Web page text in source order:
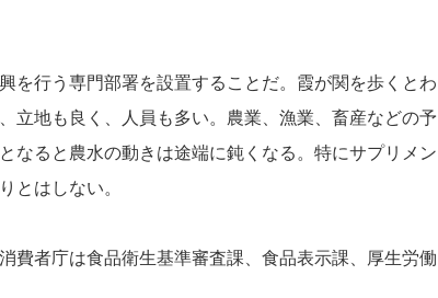
を行う専門部署を設置することだ。霞が関を歩くとわ
立地も良く、人員も多い。農業、漁業、畜産などの予
なると農水の動きは途端に鈍くなる。特にサプリメン
とはしない。
費者庁は食品衛生基準審査課、食品表示課、厚生労働